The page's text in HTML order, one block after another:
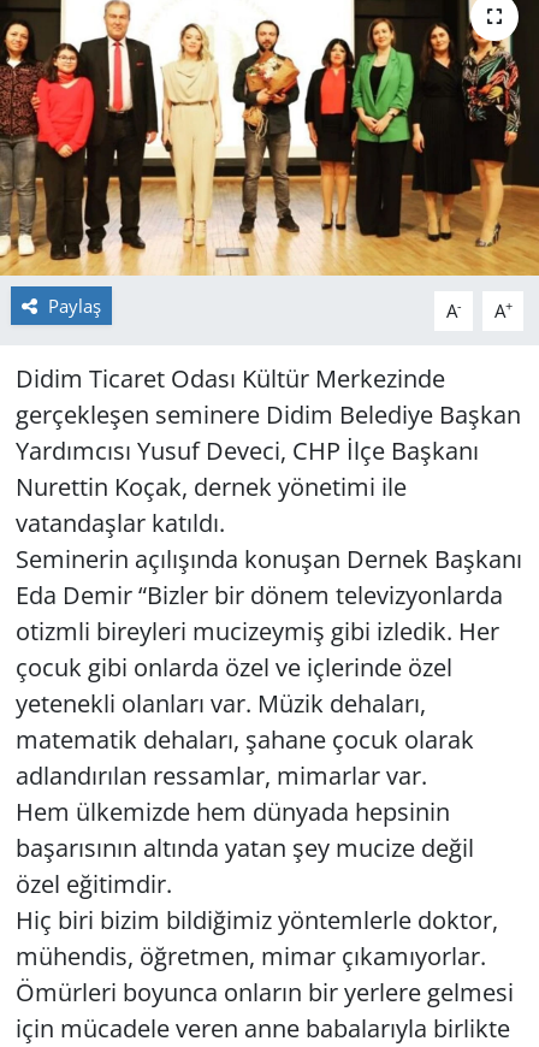
Paylaş A- A+
Didim Ticaret Odası Kültür Merkezinde
gerçekleşen seminere Didim Belediye Başkan
Yardımcısı Yusuf Deveci, CHP İlçe Başkanı
Nurettin Koçak, dernek yönetimi ile
vatandaşlar katıldı.
Seminerin açılışında konuşan Dernek Başkanı
Eda Demir “Bizler bir dönem televizyonlarda
otizmli bireyleri mucizeymiş gibi izledik. Her
çocuk gibi onlarda özel ve içlerinde özel
yetenekli olanları var. Müzik dehaları,
matematik dehaları, şahane çocuk olarak
adlandırılan ressamlar, mimarlar var.
Hem ülkemizde hem dünyada hepsinin
başarısının altında yatan şey mucize değil
özel eğitimdir.
Hiç biri bizim bildiğimiz yöntemlerle doktor,
mühendis, öğretmen, mimar çıkamıyorlar.
Ömürleri boyunca onların bir yerlere gelmesi
için mücadele veren anne babalarıyla birlikte
HABERDE İNSAN
KÜLTÜR SANAT
MAGAZİN
POLİTİKA
RESMİ İLANLAR
SİYASET
SPOR
Yerel